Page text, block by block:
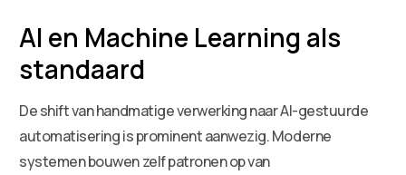
AI en Machine Learning als
standaard
De shift van handmatige verwerking naar AI-gestuurde
automatisering is prominent aanwezig. Moderne
systemen bouwen zelf patronen op van